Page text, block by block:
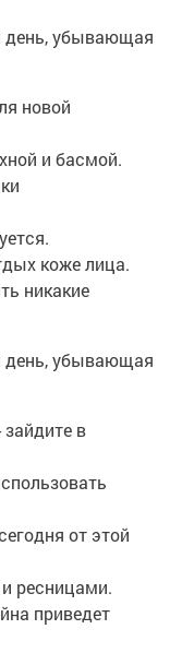
день, убывающая
новой
и басмой.
коже лица.
никакие
день, убывающая
зайдите в
от этой
ресницами.
приведет